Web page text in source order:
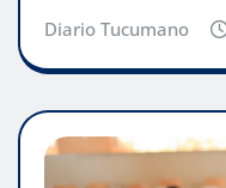
Diario Tucumano